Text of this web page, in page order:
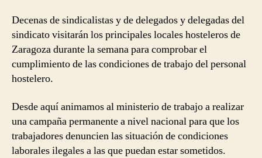
Decenas de sindicalistas y de delegados y delegadas del
sindicato visitarán los principales locales hosteleros de
Zaragoza durante la semana para comprobar el
cumplimiento de las condiciones de trabajo del personal
hostelero.
Desde aquí animamos al ministerio de trabajo a realizar
una campaña permanente a nivel nacional para que los
trabajadores denuncien las situación de condiciones
laborales ilegales a las que puedan estar sometidos.